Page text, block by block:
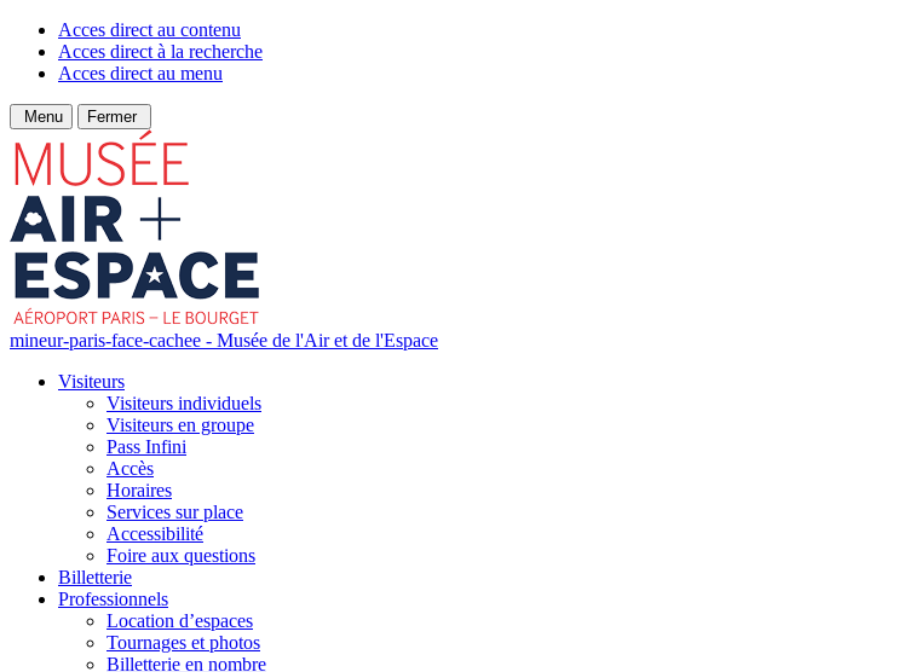
Acces direct au contenu
Acces direct à la recherche
Acces direct au menu
Menu Fermer
mineur-paris-face-cachee - Musée de l'Air et de l'Espace
Visiteurs
Visiteurs individuels
Visiteurs en groupe
Pass Infini
Accès
Horaires
Services sur place
Accessibilité
Foire aux questions
Billetterie
Professionnels
Location d’espaces
Tournages et photos
Billetterie en nombre